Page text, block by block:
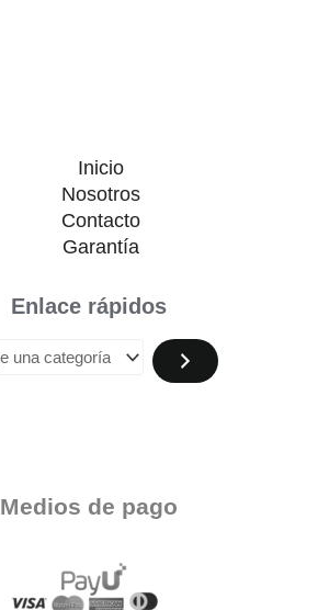
Inicio
Nosotros
Contacto
Garantía
Enlace rápidos
Medios de pago